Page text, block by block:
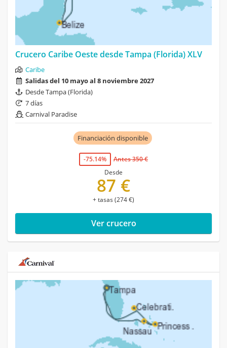
Crucero Caribe Oeste desde Tampa (Florida) XLV
Caribe
Salidas del 10 mayo al 8 noviembre 2027
Desde Tampa (Florida)
7 días
Carnival Paradise
Financiación disponible
-75.14%
Antes 350 €
Desde
87 €
+ tasas (274 €)
Ver crucero